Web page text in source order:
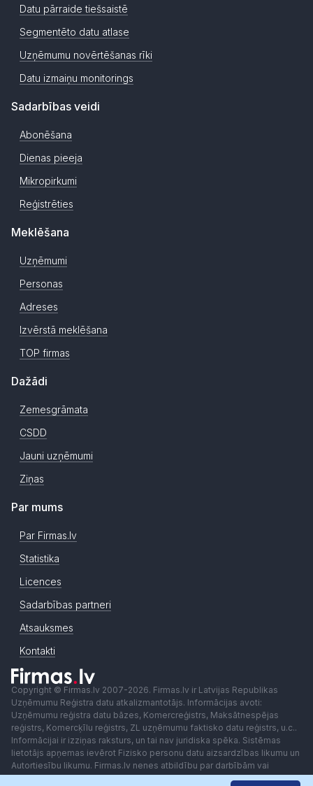
Datu pārraide tiešsaistē
Segmentēto datu atlase
Uzņēmumu novērtēšanas rīki
Datu izmaiņu monitorings
Sadarbības veidi
Abonēšana
Dienas pieeja
Mikropirkumi
Reģistrēties
Meklēšana
Uzņēmumi
Personas
Adreses
Izvērstā meklēšana
TOP firmas
Dažādi
Zemesgrāmata
CSDD
Jauni uzņēmumi
Ziņas
Par mums
Par Firmas.lv
Statistika
Licences
Sadarbības partneri
Atsauksmes
Kontakti
Copyright © Firmas.lv 2007-2026. Firmas.lv ir Latvijas Republikas
Uzņēmumu Reģistra datu atkalizmantotājs. Informācijas avoti:
Uzņēmumu reģistra datu bāzes, Komercreģistrs, Maksātnespējas
reģistrs, Komercķīlu reģistrs, ZL uzņēmumu faktisko datu reģistrs, u.c..
Informācijai ir izziņas raksturs, un tai nav juridiska spēka. Sistēmas
lietotājs apņemas ievērot Fizisko personu datu aizsardzības likumu un
Autortiesību likumu. Firmas.lv nenes atbildību par darbībām vai
lēmumiem, kas balstīti uz saņemto pakalpojumu. Lietotājam aizliegts